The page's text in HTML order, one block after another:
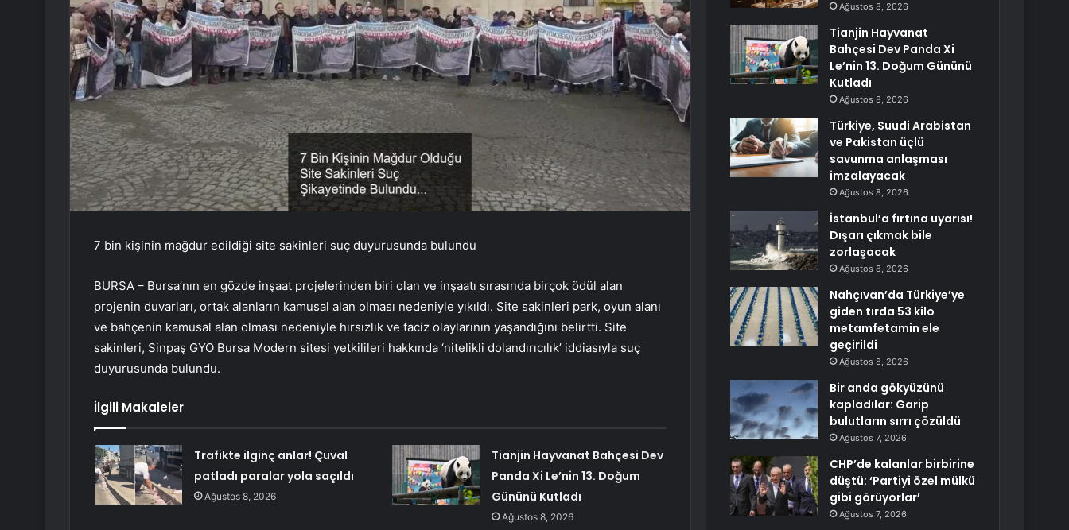
7 bin kişinin mağdur edildiği site sakinleri suç duyurusunda bulundu
BURSA – Bursa’nın en gözde inşaat projelerinden biri olan ve inşaatı sırasında birçok ödül alan
projenin duvarları, ortak alanların kamusal alan olması nedeniyle yıkıldı. Site sakinleri park, oyun alanı
ve bahçenin kamusal alan olması nedeniyle hırsızlık ve taciz olaylarının yaşandığını belirtti. Site
sakinleri, Sinpaş GYO Bursa Modern sitesi yetkilileri hakkında ‘nitelikli dolandırıcılık’ iddiasıyla suç
duyurusunda bulundu.
İlgili Makaleler
Trafikte ilginç anlar! Çuval
patladı paralar yola saçıldı
Ağustos 8, 2026
Tianjin Hayvanat Bahçesi Dev
Panda Xi Le’nin 13. Doğum
Gününü Kutladı
Ağustos 8, 2026
Ağustos 8, 2026
Tianjin Hayvanat
Bahçesi Dev Panda Xi
Le’nin 13. Doğum Gününü
Kutladı
Ağustos 8, 2026
Türkiye, Suudi Arabistan
ve Pakistan üçlü
savunma anlaşması
imzalayacak
Ağustos 8, 2026
İstanbul’a fırtına uyarısı!
Dışarı çıkmak bile
zorlaşacak
Ağustos 8, 2026
Nahçıvan’da Türkiye’ye
giden tırda 53 kilo
metamfetamin ele
geçirildi
Ağustos 8, 2026
Bir anda gökyüzünü
kapladılar: Garip
bulutların sırrı çözüldü
Ağustos 7, 2026
CHP’de kalanlar birbirine
düştü: ‘Partiyi özel mülkü
gibi görüyorlar’
Ağustos 7, 2026